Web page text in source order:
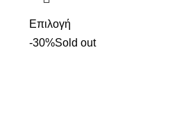
Επιλογή
-30%Sold out